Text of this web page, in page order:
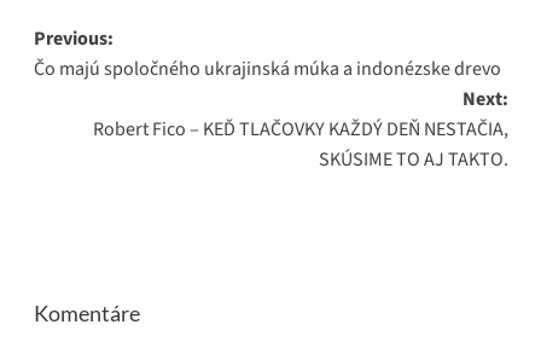
Post
navigation
Previous:
Čo majú spoločného ukrajinská múka a indonézske drevo
Next:
Robert Fico – KEĎ TLAČOVKY KAŽDÝ DEŇ NESTAČIA,
SKÚSIME TO AJ TAKTO.
Komentáre